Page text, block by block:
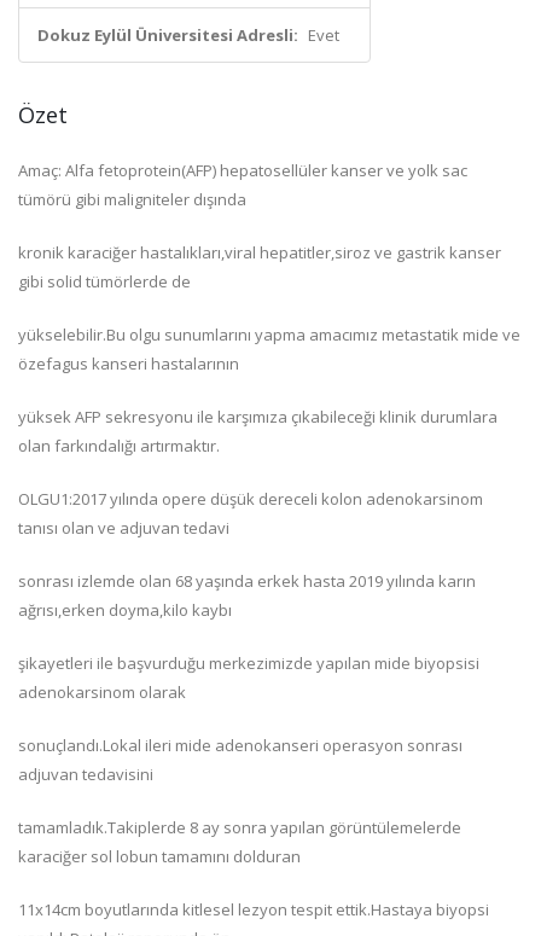
Dokuz Eylül Üniversitesi Adresli: Evet
Özet
Amaç: Alfa fetoprotein(AFP) hepatosellüler kanser ve yolk sac
tümörü gibi maligniteler dışında
kronik karaciğer hastalıkları,viral hepatitler,siroz ve gastrik kanser
gibi solid tümörlerde de
yükselebilir.Bu olgu sunumlarını yapma amacımız metastatik mide ve
özefagus kanseri hastalarının
yüksek AFP sekresyonu ile karşımıza çıkabileceği klinik durumlara
olan farkındalığı artırmaktır.
OLGU1:2017 yılında opere düşük dereceli kolon adenokarsinom
tanısı olan ve adjuvan tedavi
sonrası izlemde olan 68 yaşında erkek hasta 2019 yılında karın
ağrısı,erken doyma,kilo kaybı
şikayetleri ile başvurduğu merkezimizde yapılan mide biyopsisi
adenokarsinom olarak
sonuçlandı.Lokal ileri mide adenokanseri operasyon sonrası
adjuvan tedavisini
tamamladık.Takiplerde 8 ay sonra yapılan görüntülemelerde
karaciğer sol lobun tamamını dolduran
11x14cm boyutlarında kitlesel lezyon tespit ettik.Hastaya biyopsi